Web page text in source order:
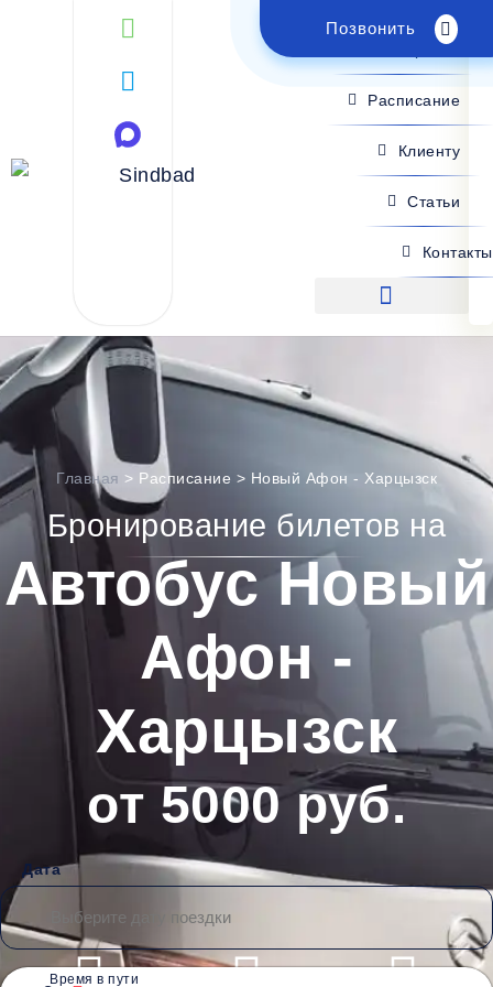
Позвонить
Поиск рейса
Расписание
Клиенту
Статьи
Контакты
Главная > Расписание > Новый Афон - Харцызск
Бронирование билетов на
Автобус Новый
Афон -
Харцызск
от 5000 руб.
Дата
Время в пути